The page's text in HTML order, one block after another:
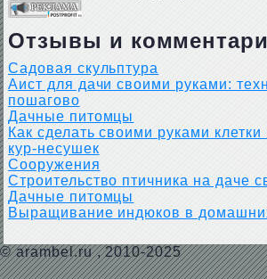
Отзывы и
Садовая скульптура
Аист для дачи своими руками:
пошагово
Дачные питомцы
Как сделать своими руками клетки
кур-несушек
Сооружения
Строительство птичника на даче
Дачные питомцы
Выращивание индюков в
© arambel.ru, 2010-2025